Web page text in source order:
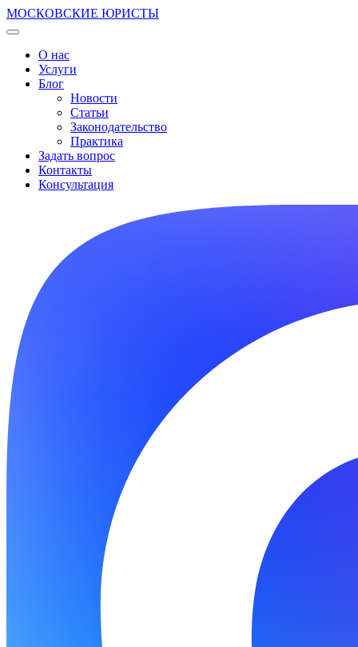
МОСКОВСКИЕ ЮРИСТЫ
О нас
Услуги
Блог
Новости
Статьи
Законодательство
Практика
Задать вопрос
Контакты
Консультация